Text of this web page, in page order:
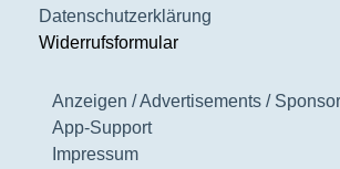
Datenschutzerklärung
Widerrufsformular
Anzeigen / Advertisements /
App-Support
Impressum